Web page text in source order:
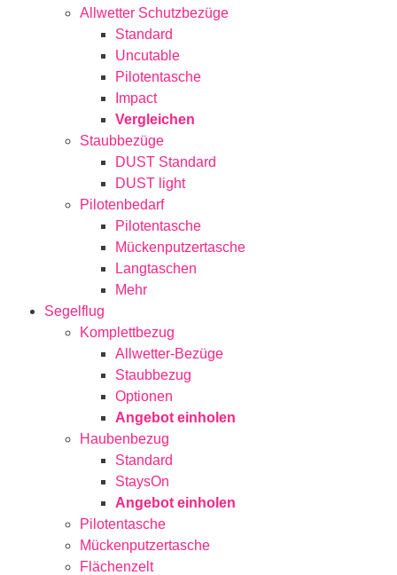
Allwetter Schutzbezüge
Standard
Uncutable
Pilotentasche
Impact
Vergleichen
Staubbezüge
DUST Standard
DUST light
Pilotenbedarf
Pilotentasche
Mückenputzertasche
Langtaschen
Mehr
Segelflug
Komplettbezug
Allwetter-Bezüge
Staubbezug
Optionen
Angebot einholen
Haubenbezug
Standard
StaysOn
Angebot einholen
Pilotentasche
Mückenputzertasche
Flächenzelt